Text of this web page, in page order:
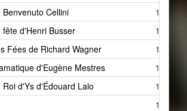
Cellini
1
d'Henri Busser
1
Fées de Richard Wagner
1
d'Eugène Mestres
1
d'Ys d'Édouard Lalo
1
1